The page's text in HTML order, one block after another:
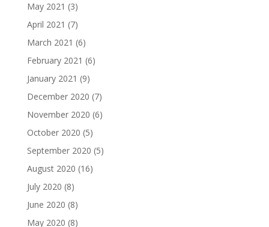
May 2021 (3)
April 2021 (7)
March 2021 (6)
February 2021 (6)
January 2021 (9)
December 2020 (7)
November 2020 (6)
October 2020 (5)
September 2020 (5)
August 2020 (16)
July 2020 (8)
June 2020 (8)
May 2020 (8)